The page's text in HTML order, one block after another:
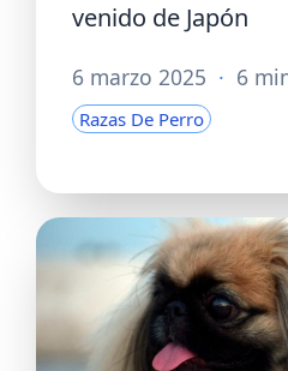
venido de Japón
6 marzo 2025 · 6
Razas De Perro